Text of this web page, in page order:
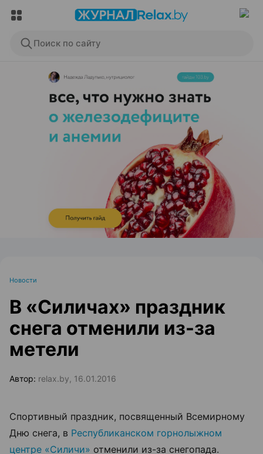
Поиск по сайту
ЭФФЕКТИВНАЯ РЕКЛАМА НА САЙТЕ
Новости
В «Силичах» праздник
снега отменили из-за
метели
Автор: relax.by, 16.01.2016
Спортивный праздник, посвященный Всемирному
Дню снега, в Республиканском горнолыжном
центре «Силичи» отменили из-за снегопада.